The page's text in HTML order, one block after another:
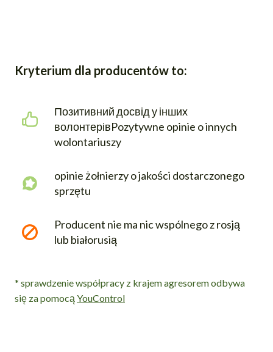
Kryterium dla producentów to:
Позитивний досвід у інших
волонтерівPozytywne opinie o innych
wolontariuszy
opinie żołnierzy o jakości dostarczonego
sprzętu
Producent nie ma nic wspólnego z rosją
lub białorusią
* sprawdzenie współpracy z krajem agresorem odbywa
się za pomocą YouControl